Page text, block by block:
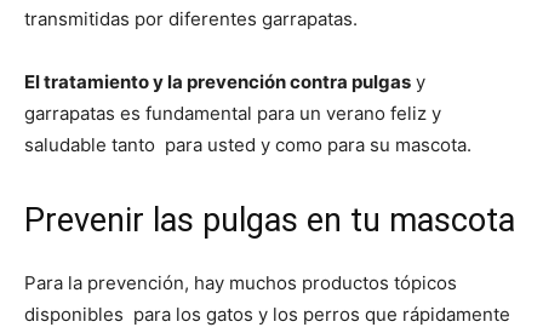
transmitidas por diferentes garrapatas.
El tratamiento y la prevención contra pulgas y
garrapatas es fundamental para un verano feliz y
saludable tanto para usted y como para su mascota.
Prevenir las pulgas en tu mascota
Para la prevención, hay muchos productos tópicos
disponibles para los gatos y los perros que rápidamente